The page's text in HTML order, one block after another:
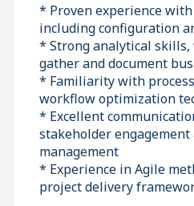
* Proven experience with
including configuration
* Strong analytical
gather and document
* Familiarity with
workflow optimization
* Excellent
stakeholder
management
* Experience in Agile
project delivery